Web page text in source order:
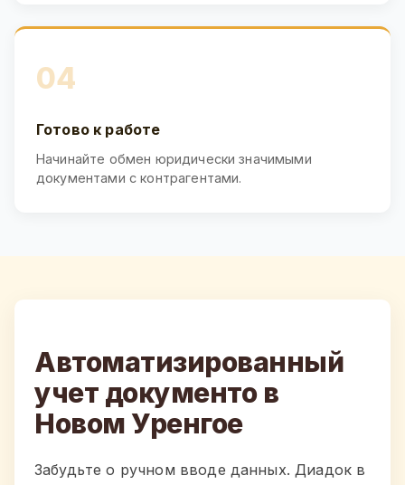
04
Готово к работе
Начинайте обмен юридически значимыми
документами с контрагентами.
Автоматизированный
учет документо в
Новом Уренгое
Забудьте о ручном вводе данных. Диадок в